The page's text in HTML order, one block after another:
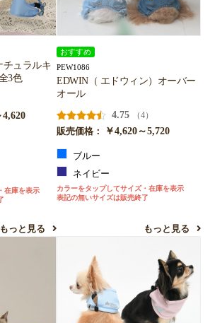
チュラルキ
3色
4,620
在庫を表示
もっと見る
おすすめ
PEW1086
EDWIN（ エドウィン）オーバー
オール
4.75
（4）
販売価格：
￥4,620～5,720
ブルー
ネイビー
カラーをタップしてサイズ・在庫を表示
表記の無いサイズは販売終了
もっと見る